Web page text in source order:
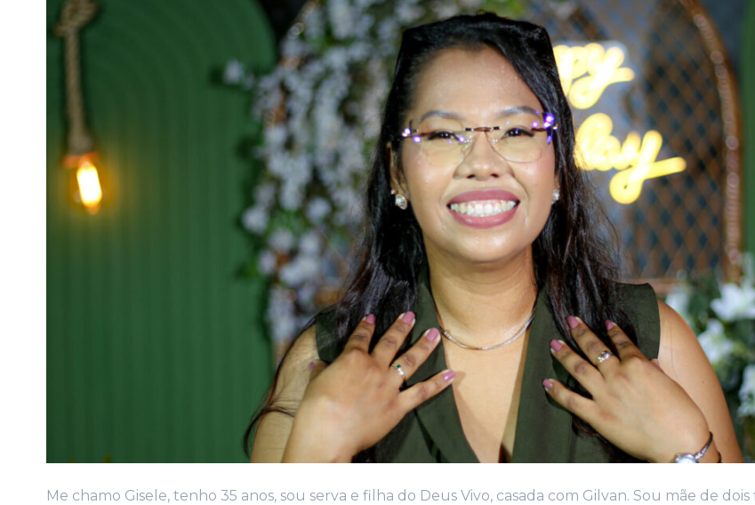
Me chamo Gisele, tenho 35 anos, sou serva e filha do Deus Vivo, casada com Gilvan. Sou mãe de